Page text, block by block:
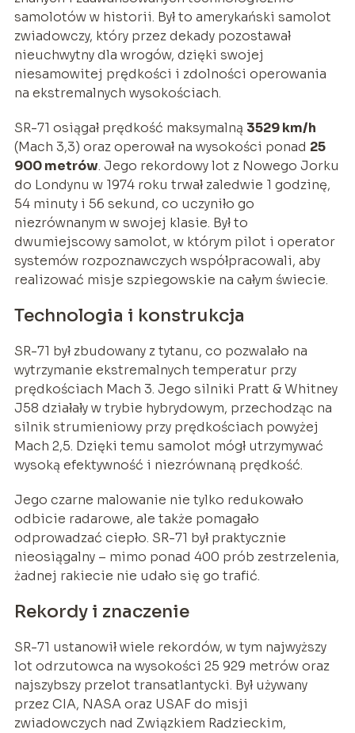
samolotów w historii. Był to amerykański samolot
zwiadowczy, który przez dekady pozostawał
nieuchwytny dla wrogów, dzięki swojej
niesamowitej prędkości i zdolności operowania
na ekstremalnych wysokościach.
SR-71 osiągał prędkość maksymalną 3529 km/h
(Mach 3,3) oraz operował na wysokości ponad 25
900 metrów. Jego rekordowy lot z Nowego Jorku
do Londynu w 1974 roku trwał zaledwie 1 godzinę,
54 minuty i 56 sekund, co uczyniło go
niezrównanym w swojej klasie. Był to
dwumiejscowy samolot, w którym pilot i operator
systemów rozpoznawczych współpracowali, aby
realizować misje szpiegowskie na całym świecie.
Technologia i konstrukcja
SR-71 był zbudowany z tytanu, co pozwalało na
wytrzymanie ekstremalnych temperatur przy
prędkościach Mach 3. Jego silniki Pratt & Whitney
J58 działały w trybie hybrydowym, przechodząc na
silnik strumieniowy przy prędkościach powyżej
Mach 2,5. Dzięki temu samolot mógł utrzymywać
wysoką efektywność i niezrównaną prędkość.
Jego czarne malowanie nie tylko redukowało
odbicie radarowe, ale także pomagało
odprowadzać ciepło. SR-71 był praktycznie
nieosiągalny – mimo ponad 400 prób zestrzelenia,
żadnej rakiecie nie udało się go trafić.
Rekordy i znaczenie
SR-71 ustanowił wiele rekordów, w tym najwyższy
lot odrzutowca na wysokości 25 929 metrów oraz
najszybszy przelot transatlantycki. Był używany
przez CIA, NASA oraz USAF do misji
zwiadowczych nad Związkiem Radzieckim,